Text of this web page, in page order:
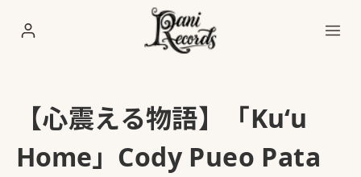
【心震える物語】「Kuʻu
Home」Cody Pueo Pata